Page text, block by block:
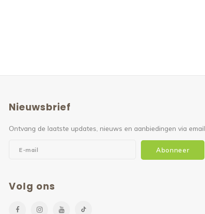
Nieuwsbrief
Ontvang de laatste updates, nieuws en aanbiedingen via email
Abonneer
Volg ons